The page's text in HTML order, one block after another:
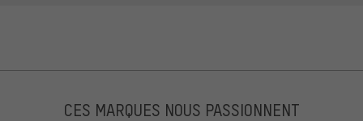
CES MARQUES NOUS PASSIONNENT